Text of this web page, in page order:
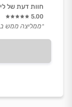
חוות דעת של
5.00
״ממליצה ממש